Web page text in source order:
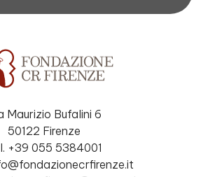
Maurizio Bufalini 6
50122 Firenze
+39 055 5384001